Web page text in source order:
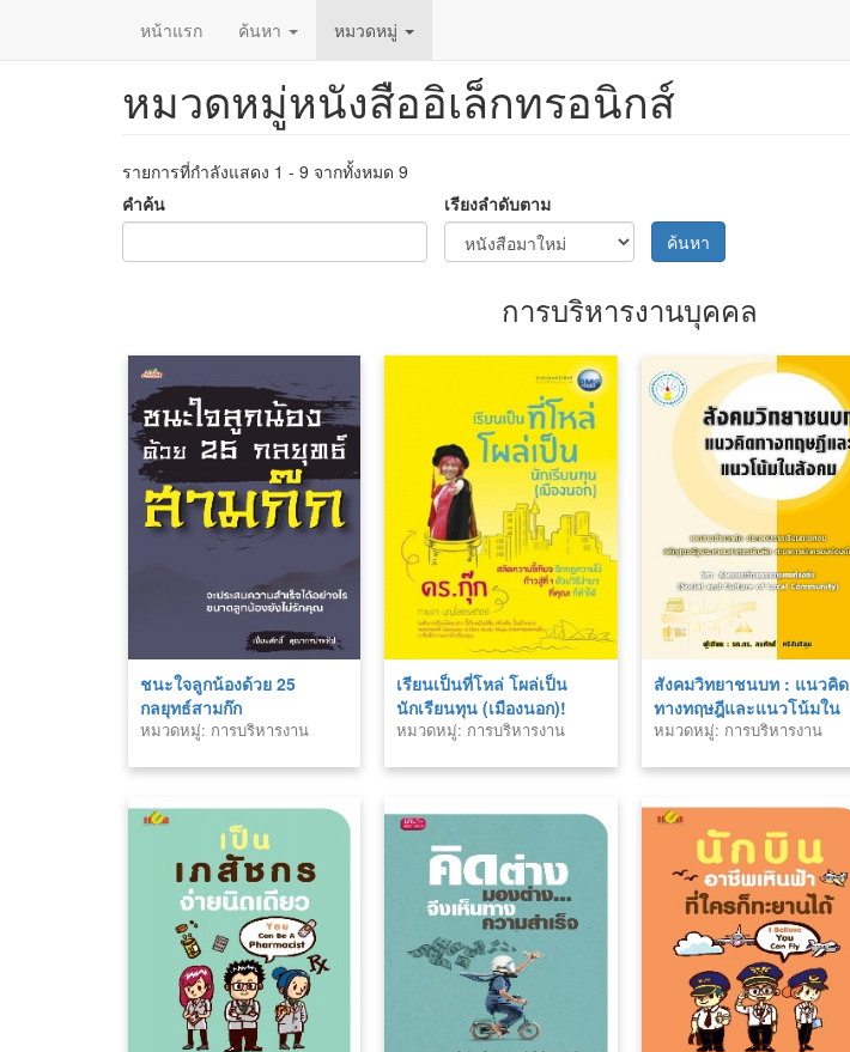
หน้าแรก ค้นหา หมวดหมู่
หมวดหมู่หนังสืออิเล็กทรอนิกส์
รายการที่กำลังแสดง 1 - 9 จากทั้งหมด 9
คำค้น
เรียงลำดับตาม
ค้นหา
การบริหารงานบุคคล
ชนะใจลูกน้องด้วย 25
กลยุทธ์สามก๊ก
หมวดหมู่: การบริหารงาน
เรียนเป็นที่โหล่ โผล่เป็น
นักเรียนทุน (เมืองนอก)!
หมวดหมู่: การบริหารงาน
สังคมวิทยาชนบท : แนวคิด
ทางทฤษฎีและแนวโน้มใน
สังคม
หมวดหมู่: การบริหารงาน